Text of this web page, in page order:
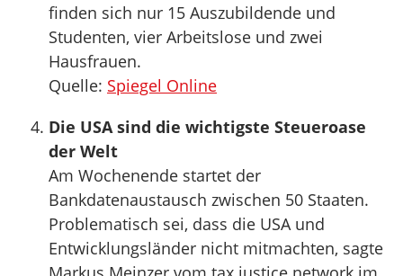
finden sich nur 15 Auszubildende und
Studenten, vier Arbeitslose und zwei
Hausfrauen.
Quelle: Spiegel Online
Die USA sind die wichtigste Steueroase
der Welt
Am Wochenende startet der
Bankdatenaustausch zwischen 50 Staaten.
Problematisch sei, dass die USA und
Entwicklungsländer nicht mitmachten, sagte